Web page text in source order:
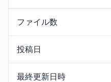
ファイル数
投稿日
最終更新日時